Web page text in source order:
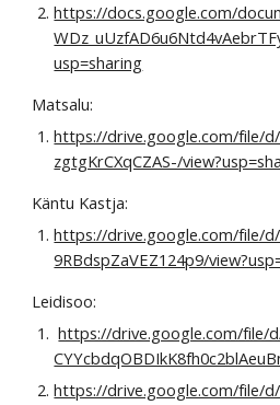
https://docs.google.com/
usp=sharing
Matsalu:
https://drive.google.com/file/d/
zgtgKrCXqCZAS-/
Käntu Kastja:
https://drive.google.com/file/
9RBdspZaVEZ124p9/
Leidisoo:
https://drive.google.com/file/
https://drive.google.com/file/